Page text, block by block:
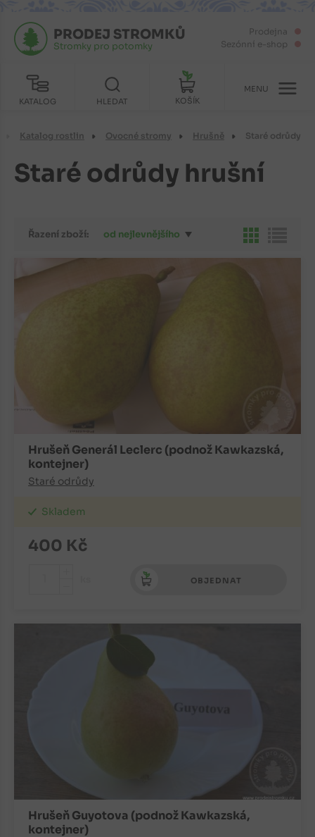
Prodejna
Sezónní e-shop
KATALOG
PRODEJ STROMKŮ
Stromky pro potomky
HLEDAT KOŠÍK
MENU
Katalog rostlin Ovocné stromy Hrušně Staré odrůdy
Staré odrůdy hrušní
Řazení zboží: od nejlevnějšího
Hrušeň Generál Leclerc (podnož Kawkazská,
kontejner)
Staré odrůdy
Skladem
400 Kč
OBJEDNAT
Hrušeň Guyotova (podnož Kawkazská,
kontejner)